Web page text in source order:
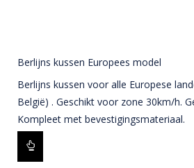
Berlijns kussen Europees model
Berlijns kussen voor alle Europese
België) . Geschikt voor zone 30km/h.
Kompleet met bevestigingsmateriaal.